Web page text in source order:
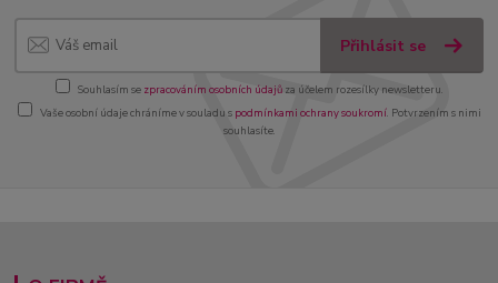
Přihlásit se
Souhlasím se zpracováním osobních údajůza účelem rozesílky newsletteru.
Vaše osobní údaje chráníme v souladu s podmínkami ochrany soukromí. Potvrzením s nimi
souhlasíte.